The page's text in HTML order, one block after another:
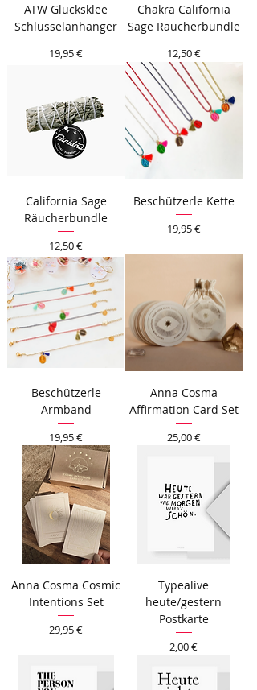
ATW Glücksklee
Schlüsselanhänger
Preis
19,95 €
Chakra California
Sage Räucherbundle
Preis
12,50 €
California Sage
Räucherbundle
Preis
12,50 €
Beschützerle Kette
Preis
19,95 €
Beschützerle
Armband
Preis
19,95 €
Anna Cosma
Affirmation Card Set
Preis
25,00 €
Anna Cosma Cosmic
Intentions Set
Preis
29,95 €
Typealive
heute/gestern
Postkarte
Preis
2,00 €